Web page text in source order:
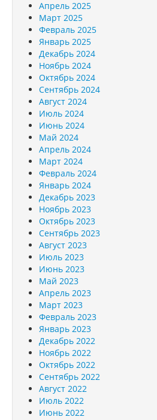
Апрель 2025
Март 2025
Февраль 2025
Январь 2025
Декабрь 2024
Ноябрь 2024
Октябрь 2024
Сентябрь 2024
Август 2024
Июль 2024
Июнь 2024
Май 2024
Апрель 2024
Март 2024
Февраль 2024
Январь 2024
Декабрь 2023
Ноябрь 2023
Октябрь 2023
Сентябрь 2023
Август 2023
Июль 2023
Июнь 2023
Май 2023
Апрель 2023
Март 2023
Февраль 2023
Январь 2023
Декабрь 2022
Ноябрь 2022
Октябрь 2022
Сентябрь 2022
Август 2022
Июль 2022
Июнь 2022